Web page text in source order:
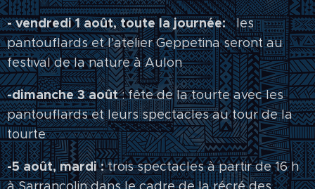
- vendredi 1 août, toute la journée:les
pantouflards et l'atelier Geppetina seront au
festival de la nature à Aulon
-dimanche 3 août: fête de la tourte avec les
pantouflards et leurs spectacles au tour de la
tourte
-5 août, mardi :trois spectacles à partir de 16 h